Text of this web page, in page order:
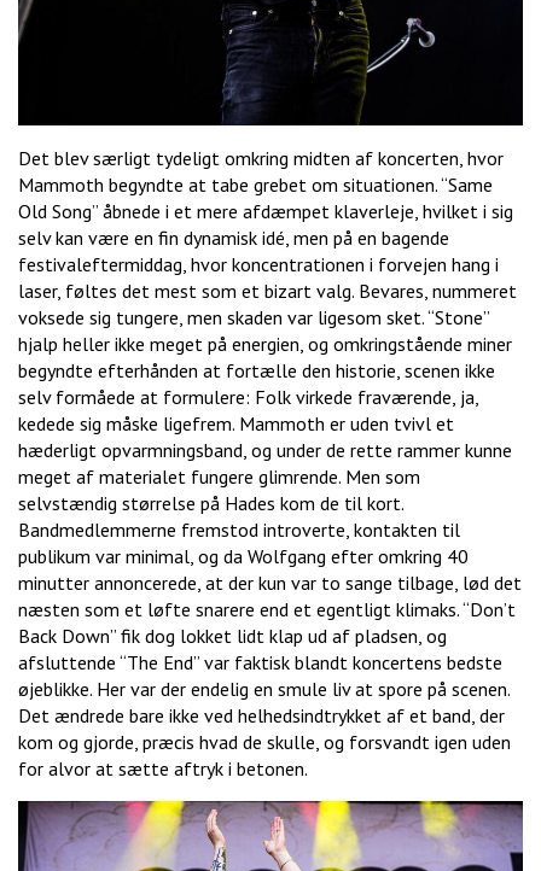
Det blev særligt tydeligt omkring midten af koncerten, hvor
Mammoth begyndte at tabe grebet om situationen. “Same
Old Song” åbnede i et mere afdæmpet klaverleje, hvilket i sig
selv kan være en fin dynamisk idé, men på en bagende
festivaleftermiddag, hvor koncentrationen i forvejen hang i
laser, føltes det mest som et bizart valg. Bevares, nummeret
voksede sig tungere, men skaden var ligesom sket. “Stone”
hjalp heller ikke meget på energien, og omkringstående miner
begyndte efterhånden at fortælle den historie, scenen ikke
selv formåede at formulere: Folk virkede fraværende, ja,
kedede sig måske ligefrem. Mammoth er uden tvivl et
hæderligt opvarmningsband, og under de rette rammer kunne
meget af materialet fungere glimrende. Men som
selvstændig størrelse på Hades kom de til kort.
Bandmedlemmerne fremstod introverte, kontakten til
publikum var minimal, og da Wolfgang efter omkring 40
minutter annoncerede, at der kun var to sange tilbage, lød det
næsten som et løfte snarere end et egentligt klimaks. “Don’t
Back Down” fik dog lokket lidt klap ud af pladsen, og
afsluttende “The End” var faktisk blandt koncertens bedste
øjeblikke. Her var der endelig en smule liv at spore på scenen.
Det ændrede bare ikke ved helhedsindtrykket af et band, der
kom og gjorde, præcis hvad de skulle, og forsvandt igen uden
for alvor at sætte aftryk i betonen.